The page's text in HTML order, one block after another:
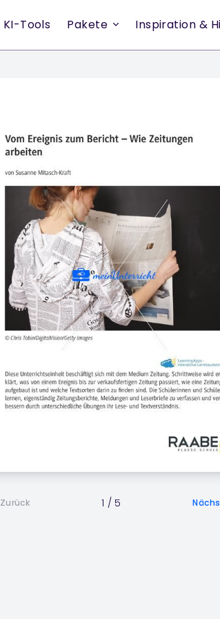
KI-Tools Pakete Inspiration &
Zurück 1 / 5